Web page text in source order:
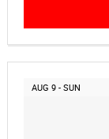
AUG 9 - SUN